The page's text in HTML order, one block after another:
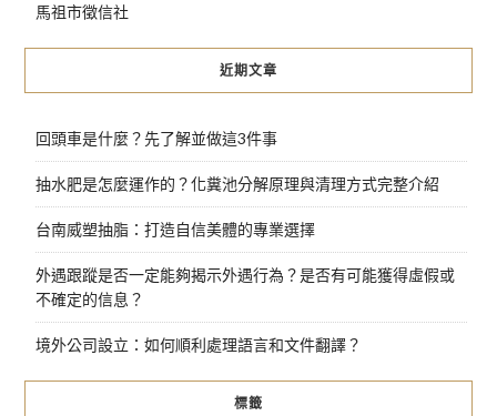
馬祖市徵信社
近期文章
回頭車是什麼？先了解並做這3件事
抽水肥是怎麼運作的？化糞池分解原理與清理方式完整介紹
台南威塑抽脂：打造自信美體的專業選擇
外遇跟蹤是否一定能夠揭示外遇行為？是否有可能獲得虛假或
不確定的信息？
境外公司設立：如何順利處理語言和文件翻譯？
標籤